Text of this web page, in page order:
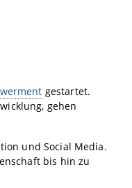
gestartet.
gehen
und Social Media.
bis hin zu